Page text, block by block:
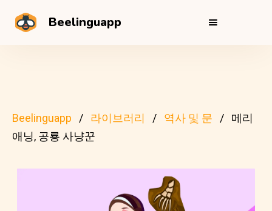
Beelinguapp
Beelinguapp 라이브러리 역사 및 문
메리
애닝, 공룡 사냥꾼